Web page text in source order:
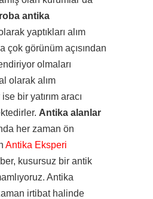
antika
yaptıkları alım
çok görünüm açısından
olmaları
olarak alım
bir yatırım aracı
Antika alanlar
her zaman ön
Antika Eksperi
kusursuz bir antik
Antika
irtibat halinde